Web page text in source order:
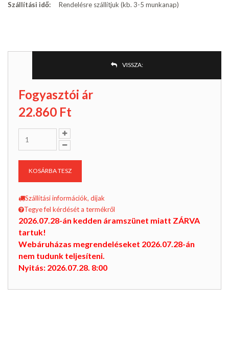
Szállítási idő:
Rendelésre szállítjuk (kb. 3-5 munkanap)
VISSZA:
Fogyasztói ár
22.860 Ft
KOSÁRBA TESZ
Szállítási információk, díjak
Tegye fel kérdését a termékről
2026.07.28-án kedden áramszünet miatt ZÁRVA
tartuk!
Webáruházas megrendeléseket 2026.07.28-án
nem tudunk teljesíteni.
Nyitás: 2026.07.28. 8:00